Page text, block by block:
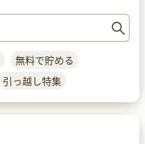
無料で貯める
引っ越し特集